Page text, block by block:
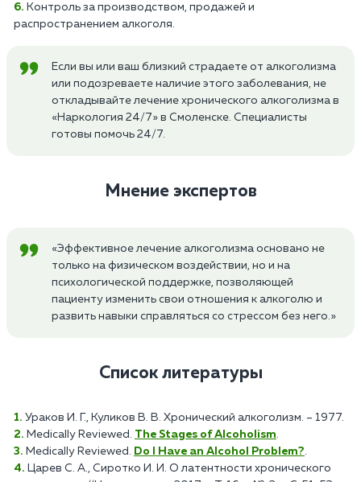
Контроль за производством, продажей и
распространением алкоголя.
Если вы или ваш близкий страдаете от алкоголизма
или подозреваете наличие этого заболевания, не
откладывайте лечение хронического алкоголизма в
«Наркология 24/7» в Смоленске. Специалисты
готовы помочь 24/7.
Мнение экспертов
«Эффективное лечение алкоголизма основано не
только на физическом воздействии, но и на
психологической поддержке, позволяющей
пациенту изменить свои отношения к алкоголю и
развить навыки справляться со стрессом без него.»
Список литературы
Ураков И. Г., Куликов В. В. Хронический алкоголизм. – 1977.
Medically Reviewed. The Stages of Alcoholism
Medically Reviewed.
Do I Have an Alcohol Problem?
Царев С. А., Сиротко И. И. О латентности хронического